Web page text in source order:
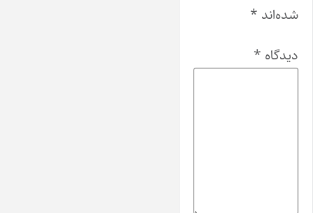
شده‌اند *
دیدگاه *